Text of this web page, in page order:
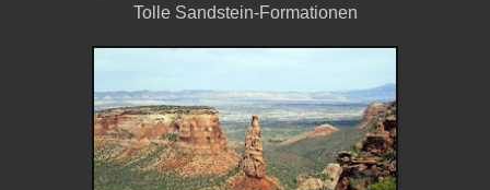
Tolle Sandstein-Formationen